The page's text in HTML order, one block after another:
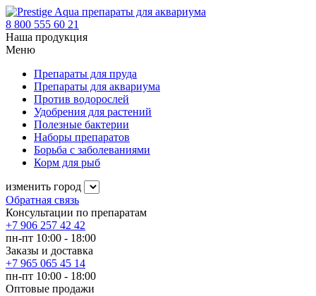
препараты для аквариума
8 800 555 60 21
Наша продукция
Меню
Препараты для пруда
Препараты для аквариума
Против водорослей
Удобрения для растений
Полезные бактерии
Наборы препаратов
Борьба с заболеваниями
Корм для рыб
изменить город
Обратная связь
Консультации по препаратам
+7 906 257 42 42
пн-пт 10:00 - 18:00
Заказы и доставка
+7 965 065 45 14
пн-пт 10:00 - 18:00
Оптовые продажи